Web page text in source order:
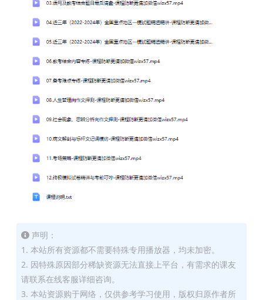
声明：
1. 本站所有资源都不需要特殊专用播放器，均未加密。
2. 因特殊原因部分稀缺资源无法直接上平台，有需求的课友
请联系在线客服详细咨询。
3. 本站资源购于网络，仅供参考学习使用，版权归原作者所